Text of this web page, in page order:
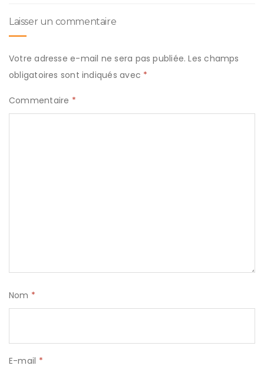
Laisser un commentaire
Votre adresse e-mail ne sera pas publiée. Les champs
obligatoires sont indiqués avec *
Commentaire *
Nom *
E-mail *